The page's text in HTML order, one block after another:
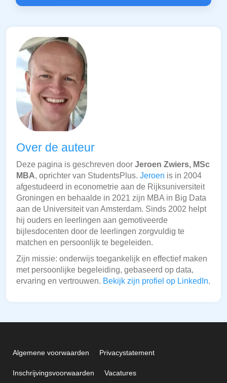
Over de auteur
Deze pagina is geschreven door Jeroen Zwiers, MSc
MBA, oprichter van StudentsPlus. Jeroen is in 2004
afgestudeerd in econometrie aan de Rijksuniversiteit
Groningen en behaalde in 2021 zijn MBA in Big Data
aan de Universiteit van Amsterdam. Sinds 2002 helpt
hij ouders en leerlingen aan gemotiveerde
bijlesdocenten door de leerlingen zorgvuldig te
matchen en persoonlijk te begeleiden.
Zijn missie: onderwijs toegankelijk en effectief maken
met persoonlijke begeleiding, gebaseerd op data,
ervaring en vertrouwen. Bekijk zijn profiel op LinkedIn.
Algemene voorwaarden Privacystatement
Inschrijvingsvoorwaarden Vacatures